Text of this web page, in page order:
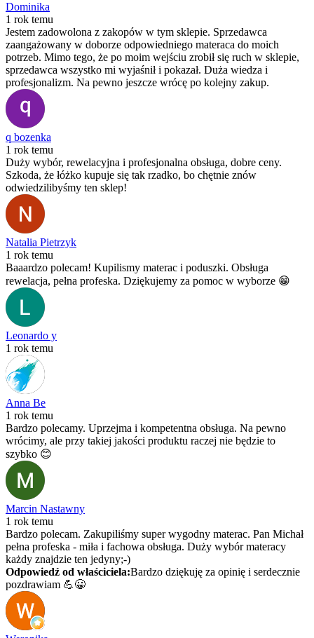
Dominika
1 rok temu
Jestem zadowolona z zakopów w tym sklepie. Sprzedawca
zaangażowany w doborze odpowiedniego materaca do moich
potrzeb. Mimo tego, że po moim wejściu zrobił się ruch w sklepie,
sprzedawca wszystko mi wyjaśnił i pokazał. Duża wiedza i
profesjonalizm. Na pewno jeszcze wrócę po kolejny zakup.
q bozenka
1 rok temu
Duży wybór, rewelacyjna i profesjonalna obsługa, dobre ceny.
Szkoda, że łóżko kupuje się tak rzadko, bo chętnie znów
odwiedzilibyśmy ten sklep!
Natalia Pietrzyk
1 rok temu
Baaardzo polecam! Kupilismy materac i poduszki. Obsługa
rewelacja, pełna profeska. Dziękujemy za pomoc w wyborze 😁
Leonardo y
1 rok temu
Anna Be
1 rok temu
Bardzo polecamy. Uprzejma i kompetentna obsługa. Na pewno
wrócimy, ale przy takiej jakości produktu raczej nie będzie to
szybko 😊
Marcin Nastawny
1 rok temu
Bardzo polecam. Zakupiliśmy super wygodny materac. Pan Michał
pełna profeska - miła i fachowa obsługa. Duży wybór materacy
każdy znajdzie ten jedyny;-)
Odpowiedź od właściciela:Bardzo dziękuję za opinię i serdecznie
pozdrawiam 💪😀